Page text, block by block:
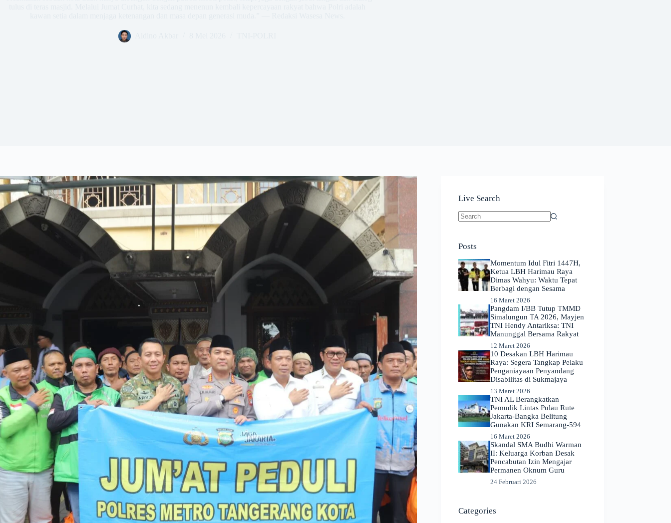
Live Search
Posts
Momentum Idul Fitri 1447H,
Ketua LBH Harimau Raya
Dimas Wahyu: Waktu Tepat
Berbagi dengan Sesama
16 Maret 2026
Pangdam I/BB Tutup TMMD
Simalungun TA 2026, Mayjen
TNI Hendy Antariksa: TNI
Manunggal Bersama Rakyat
12 Maret 2026
​10 Desakan LBH Harimau
Raya: Segera Tangkap Pelaku
Penganiayaan Penyandang
Disabilitas di Sukmajaya
13 Maret 2026
TNI AL Berangkatkan
Pemudik Lintas Pulau Rute
Jakarta-Bangka Belitung
Gunakan KRI Semarang-594
16 Maret 2026
Skandal SMA Budhi Warman
II: Keluarga Korban Desak
Pencabutan Izin Mengajar
Permanen Oknum Guru
24 Februari 2026
Categories